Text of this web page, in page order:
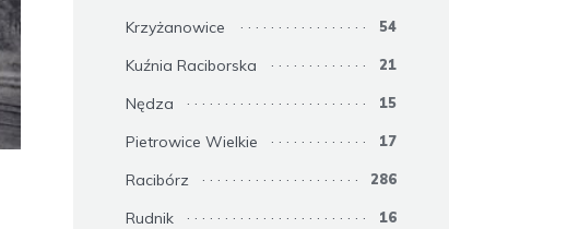
Krzyżanowice 54
Kuźnia Raciborska 21
Nędza 15
Pietrowice Wielkie 17
Racibórz 286
Rudnik 16